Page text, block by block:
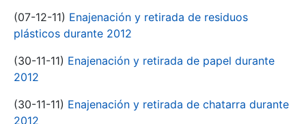
(07-12-11) Enajenación y retirada de residuos
plásticos durante 2012
(30-11-11) Enajenación y retirada de papel durante
2012
(30-11-11) Enajenación y retirada de chatarra durante
2012